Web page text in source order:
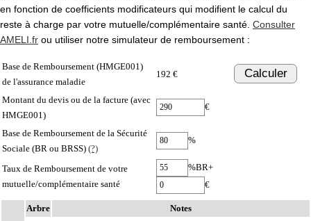
en fonction de coefficients modificateurs qui modifient le calcul du
reste à charge par votre mutuelle/complémentaire santé. Consulter
AMELI.fr ou utiliser notre simulateur de remboursement :
Base de Remboursement (HMGE001)
de l'assurance maladie
192 € Calculer
Montant du devis ou de la facture (avec
HMGE001)
€
Base de Remboursement de la Sécurité
Sociale (BR ou BRSS) (?)
%
Taux de Remboursement de votre
mutuelle/complémentaire santé
%BR+
€
Arbre Notes